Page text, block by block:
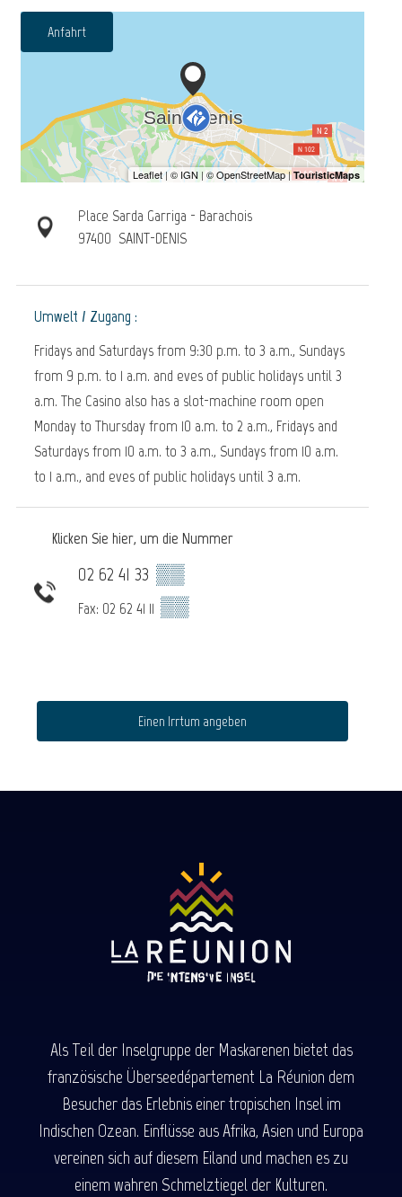
Anfahrt
Place Sarda Garriga - Barachois
97400 SAINT-DENIS
Umwelt / Zugang :
Fridays and Saturdays from 9:30 p.m. to 3 a.m., Sundays
from 9 p.m. to 1 a.m. and eves of public holidays until 3
a.m. The Casino also has a slot-machine room open
Monday to Thursday from 10 a.m. to 2 a.m., Fridays and
Saturdays from 10 a.m. to 3 a.m., Sundays from 10 a.m.
to 1 a.m., and eves of public holidays until 3 a.m.
Klicken Sie hier, um die Nummer
02 62 41 33 ▒▒
Fax: 02 62 41 11 ▒▒
Einen Irrtum angeben
Als Teil der Inselgruppe der Maskarenen bietet das
französische Überseedépartement La Réunion dem
Besucher das Erlebnis einer tropischen Insel im
Indischen Ozean. Einflüsse aus Afrika, Asien und Europa
vereinen sich auf diesem Eiland und machen es zu
einem wahren Schmelztiegel der Kulturen.